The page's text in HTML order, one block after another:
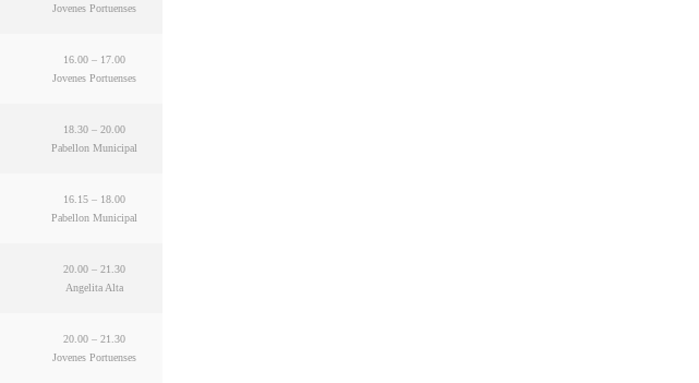
Jovenes Portuenses
16.00 – 17.00
Jovenes Portuenses
18.30 – 20.00
Pabellon Municipal
16.15 – 18.00
Pabellon Municipal
20.00 – 21.30
Angelita Alta
20.00 – 21.30
Jovenes Portuenses